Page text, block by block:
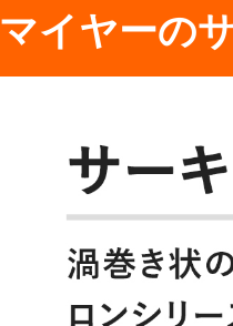
マイヤーの